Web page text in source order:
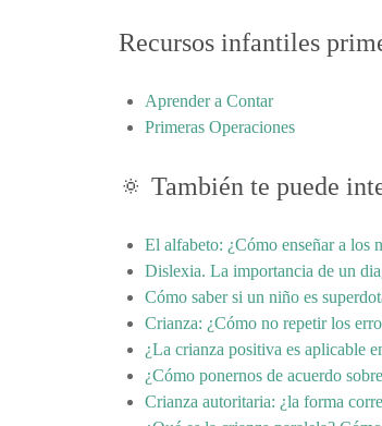
Recursos infantiles
Aprender a Contar
Primeras Operaciones
🔅 También te puede
El alfabeto: ¿Cómo enseñar a los
Dislexia. La importancia de un
Cómo saber si un niño es
Crianza: ¿Cómo no repetir los
¿La crianza positiva es aplicable
¿Cómo ponernos de acuerdo
Crianza autoritaria: ¿la forma